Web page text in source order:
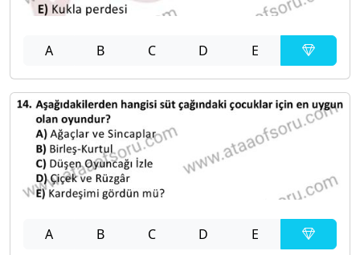
A B C D E
A B C D E